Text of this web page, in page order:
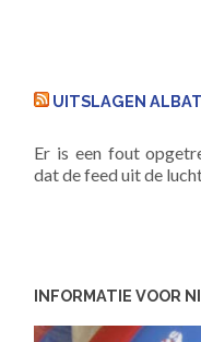
UITSLAGEN
Er is een fout
dat de feed uit de
INFORMATIE VOOR